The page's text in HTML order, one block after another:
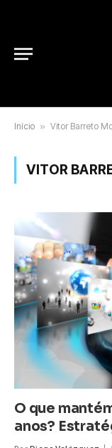
Início » Vitor Barreto
VITOR
O que
anos?